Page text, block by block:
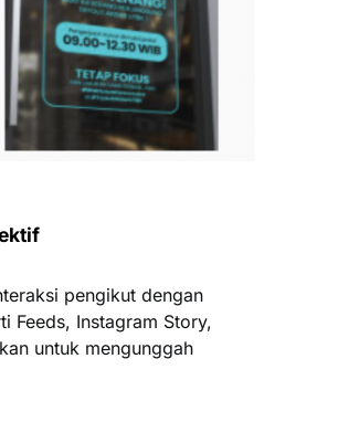
pengikut dengan
Feeds, Instagram Story,
untuk mengunggah